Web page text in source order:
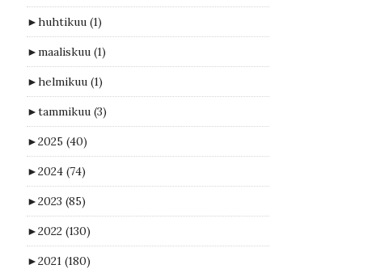
►huhtikuu (1)
►maaliskuu (1)
►helmikuu (1)
►tammikuu (3)
►2025 (40)
►2024 (74)
►2023 (85)
►2022 (130)
►2021 (180)